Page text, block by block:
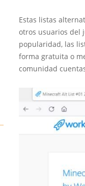
Estas listas
otros usuarios del
popularidad, las
forma gratuita o
comunidad